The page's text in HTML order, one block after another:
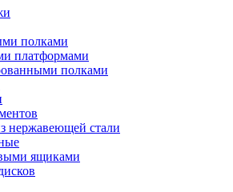
полками
платформами
полками
нержавеющей стали
ящиками